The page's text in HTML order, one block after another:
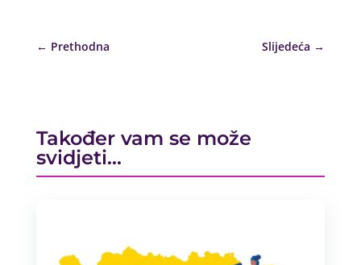
← Prethodna Slijedeća →
Također vam se može
svidjeti…